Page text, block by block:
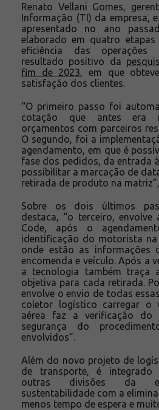
Renato Vellani Gomes,
Informação (TI) da empresa,
apresentado no ano
elaborado em quatro
eficiência das
resultado positivo da
fim de 2023 , em que
satisfação dos clientes.
“O primeiro passo foi
cotação que antes era
orçamentos com parceiros
O segundo, foi a
agendamento, em que é
fase dos pedidos, da entrada
possibilitar a marcação de
retirada de produto na
Sobre os dois últimos
destaca, “o terceiro, envolve
Code, após o
identificação do motorista na
onde estão as informações
encomenda e veículo. Após a
a tecnologia também traça
objetiva para cada retirada.
envolve o envio de todas
coletor logístico carregar o
aérea faz a verificação do
segurança do
envolvidos”.
Além do novo projeto de
de transporte, é integrado
outras divisões da
sustentabilidade com a
menos tempo de espera e